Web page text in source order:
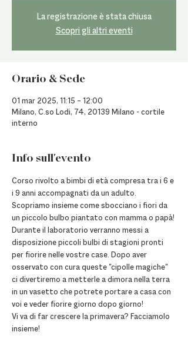
La registrazione è stata chiusa
Scopri gli altri eventi
Orario & Sede
01 mar 2025, 11:15 – 12:00
Milano, C.so Lodi, 74, 20139 Milano - cortile
interno
Info sull'evento
Corso rivolto a bimbi di età compresa tra i 6 e
i 9 anni accompagnati da un adulto.
Scopriamo insieme come sbocciano i fiori da
un piccolo bulbo piantato con mamma o papà!
Durante il laboratorio verranno messi a
disposizione piccoli bulbi di stagioni pronti
per fiorire nelle vostre case. Dopo aver
osservato con cura queste "cipolle magiche"
ci divertiremo a metterle a dimora nella terra
in un vasetto che potrete portare a casa con
voi e veder fiorire giorno dopo giorno!
Vi va di far crescere la primavera? Facciamolo
insieme!